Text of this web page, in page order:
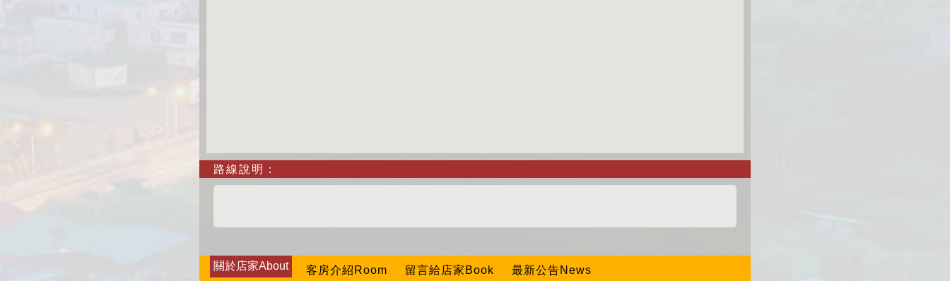
路線說明：
關於店家About 客房介紹Room 留言給店家Book 最新公告News